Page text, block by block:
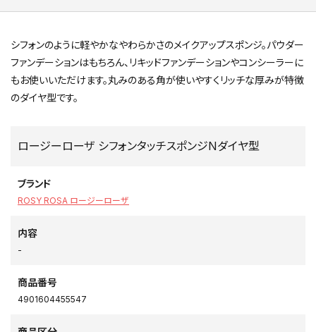
シフォンのように軽やかなやわらかさのメイクアップスポンジ。パウダー
ファンデーションはもちろん、リキッドファンデーションやコンシーラーに
もお使いいただけます。丸みのある角が使いやすくリッチな厚みが特徴
のダイヤ型です。
ロージーローザ シフォンタッチスポンジNダイヤ型
ブランド
ROSY ROSA ロージーローザ
内容
-
商品番号
4901604455547